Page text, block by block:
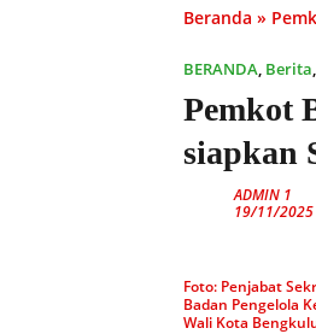
Beranda »
BERANDA, Berita,
Pemkot
siapkan
ADMIN 1
19/11/2025
Foto: Penjabat
Badan Pengelola
Wali Kota